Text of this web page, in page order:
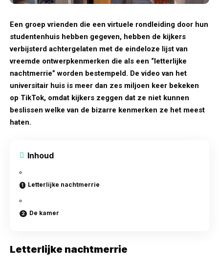
Een groep vrienden die een virtuele rondleiding door hun
studentenhuis hebben gegeven, hebben de kijkers
verbijsterd achtergelaten met de eindeloze lijst van
vreemde ontwerpkenmerken die als een “letterlijke
nachtmerrie” worden bestempeld. De video van het
universitair huis is meer dan zes miljoen keer bekeken
op TikTok, omdat kijkers zeggen dat ze niet kunnen
beslissen welke van de bizarre kenmerken ze het meest
haten.
Inhoud
Letterlijke nachtmerrie
De kamer
Letterlijke nachtmerrie